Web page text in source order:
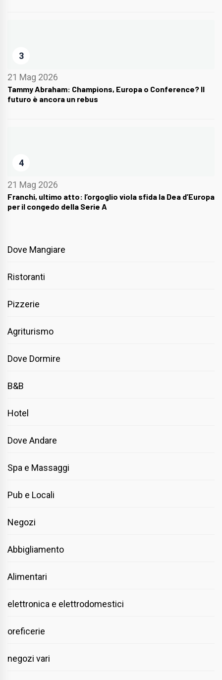
3
21 Mag 2026
Tammy Abraham: Champions, Europa o Conference? Il
futuro è ancora un rebus
4
21 Mag 2026
Franchi, ultimo atto: l’orgoglio viola sfida la Dea d’Europa
per il congedo della Serie A
Dove Mangiare
Ristoranti
Pizzerie
Agriturismo
Dove Dormire
B&B
Hotel
Dove Andare
Spa e Massaggi
Pub e Locali
Negozi
Abbigliamento
Alimentari
elettronica e elettrodomestici
oreficerie
negozi vari